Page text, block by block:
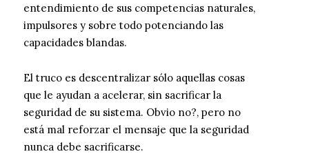
entendimiento de sus competencias naturales,
impulsores y sobre todo potenciando las
capacidades blandas.
El truco es descentralizar sólo aquellas cosas
que le ayudan a acelerar, sin sacrificar la
seguridad de su sistema. Obvio no?, pero no
está mal reforzar el mensaje que la seguridad
nunca debe sacrificarse.